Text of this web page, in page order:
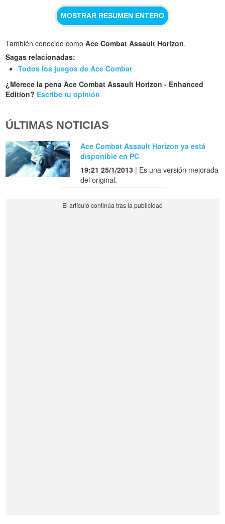
MOSTRAR RESUMEN ENTERO
También conocido comoAce Combat Assault Horizon.
Sagas relacionadas:
Todos los juegos de Ace Combat
¿Merece la pena Ace Combat Assault Horizon - Enhanced
Edition? Escribe tu opinión
ÚLTIMAS NOTICIAS
Ace Combat Assault Horizon ya está
disponible en PC
19:21 25/1/2013 | Es una versión mejorada
del original.